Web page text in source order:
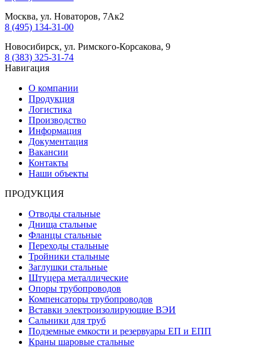
Москва, ул. Новаторов, 7Ак2
8 (495) 134-31-00
Новосибирск, ул. Римского-Корсакова, 9
8 (383) 325-31-74
Навигация
О компании
Продукция
Логистика
Производство
Информация
Документация
Вакансии
Контакты
Наши объекты
ПРОДУКЦИЯ
Отводы стальные
Днища стальные
Фланцы стальные
Переходы стальные
Тройники стальные
Заглушки стальные
Штуцера металлические
Опоры трубопроводов
Компенсаторы трубопроводов
Вставки электроизолирующие ВЭИ
Сальники для труб
Подземные емкости и резервуары ЕП и ЕПП
Краны шаровые стальные